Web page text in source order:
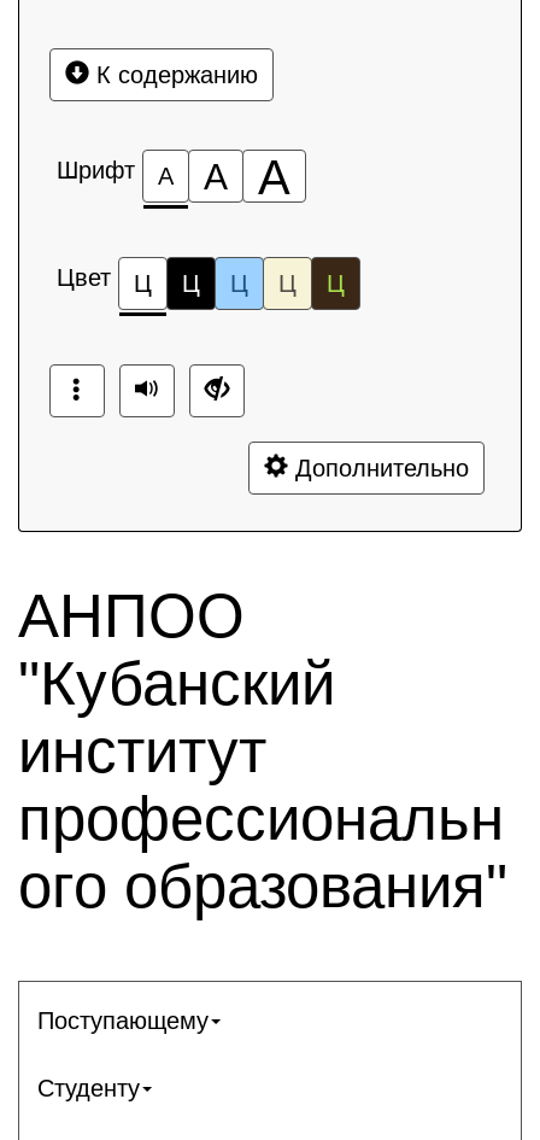
К содержанию
Шрифт А А А
Цвет Ц Ц Ц Ц Ц
Дополнительно
АНПОО
"Кубанский
институт
профессиональн
ого образования"
Поступающему
Студенту